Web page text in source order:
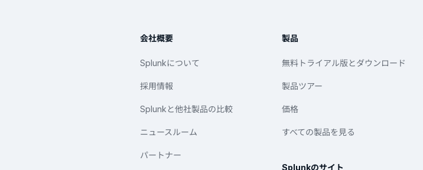
会社概要
Splunkについて
採用情報
Splunkと他社製品の比較
ニュースルーム
パートナー
製品
無料トライアル版とダウンロード
製品ツアー
価格
すべての製品を見る
Splunkのサイト